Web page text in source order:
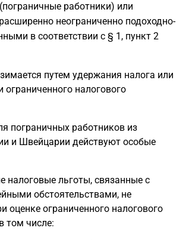
работники) или
неограниченно подоходно-
в соответствии с § 1, пункт 2
путем удержания налога или
ограниченного налогового
пограничных работников из
и Швейцарии действуют особые
налоговые льготы, связанные с
обстоятельствами, не
оценке ограниченного налогового
том числе: